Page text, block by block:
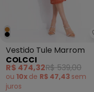
Vestido Tule Marrom
COLCCI
R$ 474,32R$ 539,00
ou 10x de R$ 47,43 sem
juros